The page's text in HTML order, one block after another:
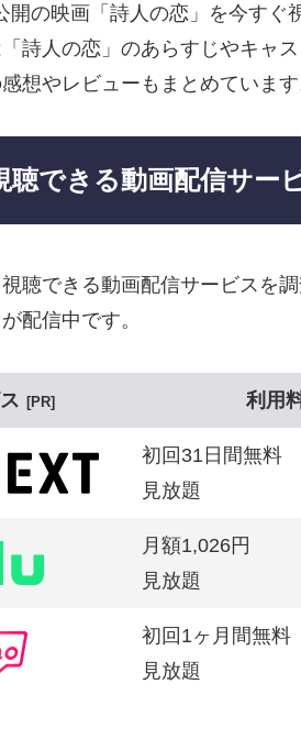
開の映画「詩人の恋」を今す
詩人の恋」のあらすじやキャ
想やレビューもまとめています
聴できる動画配信サー
聴できる動画配信サービスを
配信中です。
PR 利用
初回31日間無料
見放題
月額1,026円
見放題
初回1ヶ月間無料
見放題